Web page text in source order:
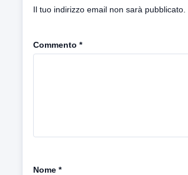
Il tuo indirizzo email non sarà pubblicato.
Commento *
Nome *